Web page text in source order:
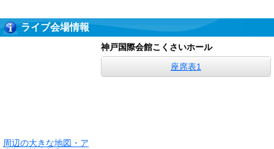
ライブ会場情報
周辺の大きな地図・ア
神戸国際会館こくさいホール
座席表1